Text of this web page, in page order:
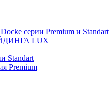
серии Premium и Standart
LUX
Standart
Premium